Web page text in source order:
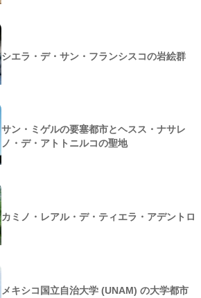
シエラ・デ・サン・フランシスコの岩絵群
サン・ミゲルの要塞都市とヘスス・ナサレ
ノ・デ・アトトニルコの聖地
カミノ・レアル・デ・ティエラ・アデントロ
メキシコ国立自治大学 (UNAM) の大学都市